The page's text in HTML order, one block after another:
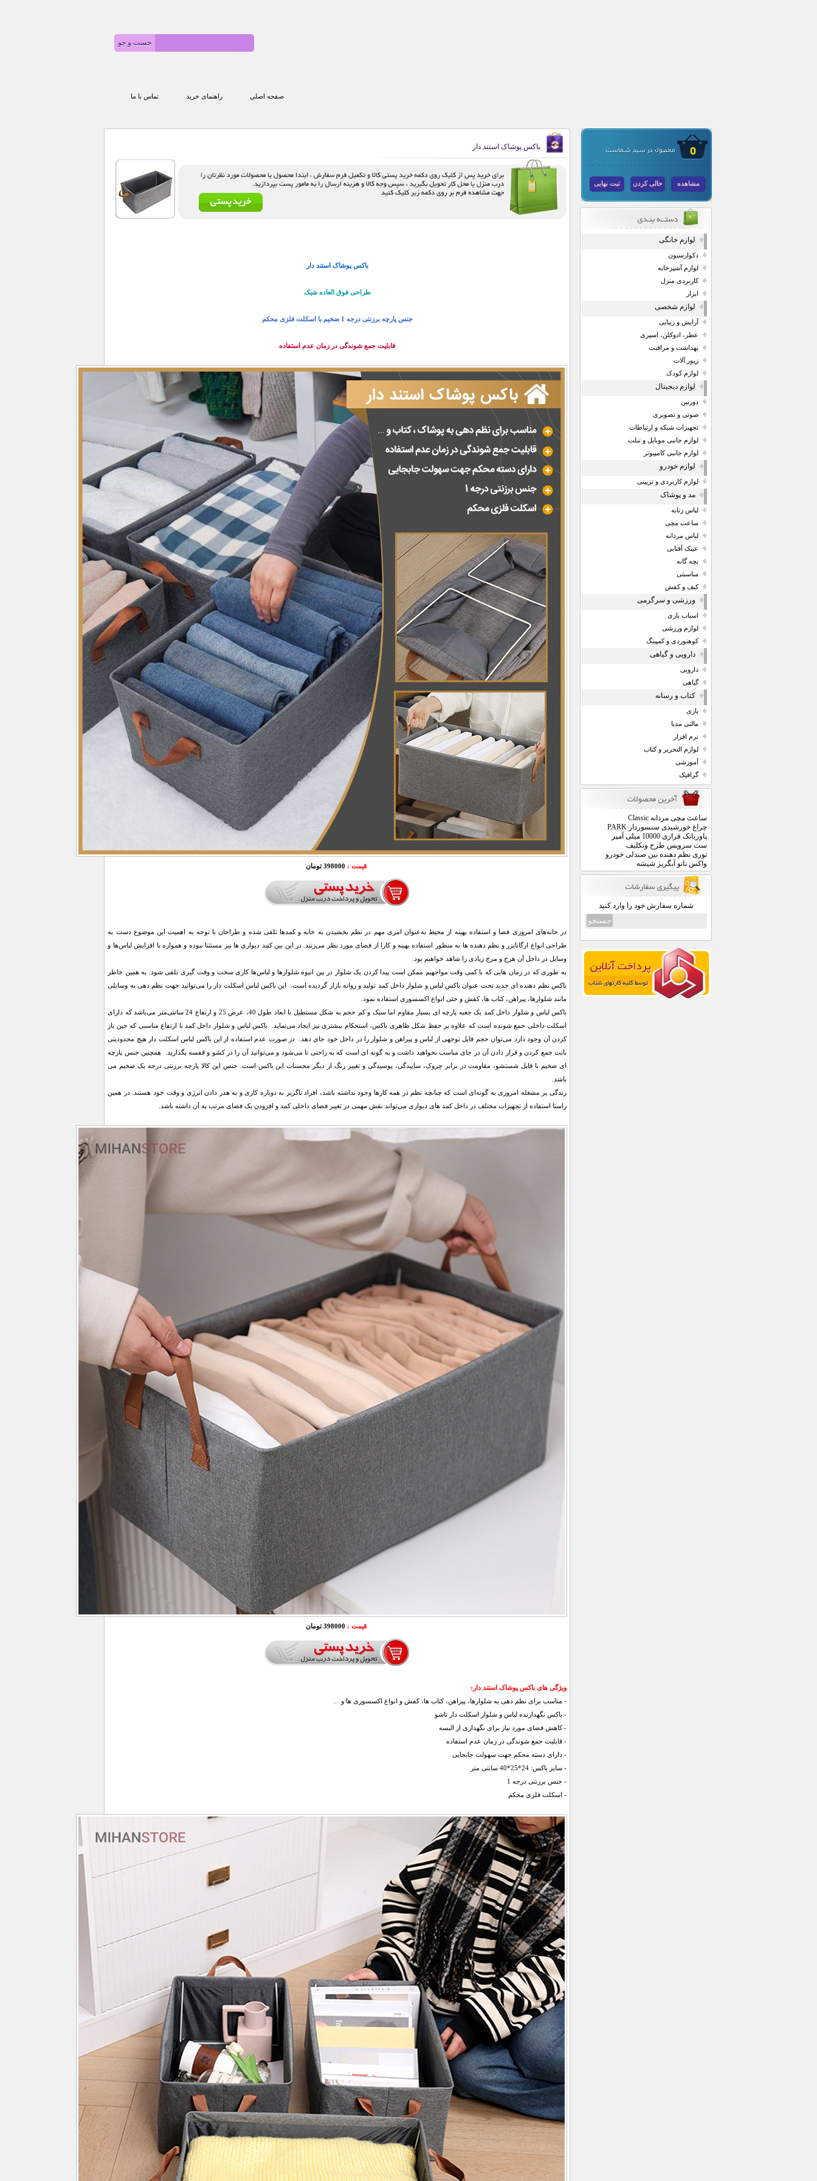
صفحه اصلي راهنمای خرید تماس با ما
0
مشاهده خالی کردن ثبت نهایی
لوازم خانگی
دکوارسیون
لوازم آشپزخانه
کاربردی منزل
ابزار
لوازم شخصی
آرایش و زیبایی
عطر، ادوکلن، اسپری
بهداشت و مراقبت
زیور آلات
لوازم کودک
لوازم دیجیتال
دوربین
صوتی و تصویری
تجهیزات شبکه و ارتباطات
لوازم جانبی موبایل و تبلت
لوازم جانبی کامپیوتر
لوازم خودرو
لوازم کاربردی و تزیینی
مد و پوشاک
لباس زنانه
ساعت مچی
لباس مردانه
عینک آفتابی
بچه گانه
مناسبتی
کیف و کفش
ورزشی و سرگرمی
اسباب بازی
لوازم ورزشی
کوهنوردی و کمپینگ
دارویی و گیاهی
دارویی
گیاهی
کتاب و رسانه
بازی
مالتی مدیا
نرم افزار
لوازم التحریر و کتاب
آموزشی
گرافیک
ساعت مچی مردانه Classic
چراغ خورشیدی سنسوردار PARK
پاوربانک فراری 10000 میلی آمپر
ست سرویس طرح ونکلیف
توری نظم دهنده بین صندلی خودرو
واکس نانو آبگریز شیشه
شماره سفارش خود را وارد کنید
باکس پوشاک استند دار
باکس پوشاک استند دار
طراحی فوق العاده شیک
جنس پارچه برزنتی درجه 1 ضخیم با اسکلت فلزی محکم
قابلیت جمع شوندگی در زمان عدم استفاده
قیمت : 398000 تومان
در خانه‌های امروزی فضا و استفاده بهینه از محیط به‌عنوان امری مهم در نظم بخشیدن به خانه و کمدها تلقی شده و طراحان با توجه به اهمیت این موضوع دست به
طراحی انواع ارگانایزر و نظم دهنده ها به‌ منظور استفاده بهینه و کارا از فضای مورد نظر می‌زنند. در این ‌بین کمد دیواری ‌ها نیز مستثنا نبوده و همواره با افزایش لباس‌ها و
وسایل در داخل آن هرج‌ و مرج زیادی را شاهد خواهیم بود.
به ‌طوری‌ که در زمان ‌هایی که با کمی وقت مواجهیم ممکن است پیدا کردن یک شلوار در بین انبوه شلوارها و لباس‌ها کاری سخت و وقت‌ گیری تلقی شود. به همین خاطر
باکس نظم دهنده ای جدید تحت عنوان باکس لباس و شلوار داخل کمد تولید و روانه بازار گردیده است. این باکس لباس اسکلت دار را می‌توانید جهت نظم دهی به وسایلی
مانند شلوارها، پیراهن، کتاب ها، کفش و حتی انواع اکسسوری استفاده نمود.
باکس لباس و شلوار داخل کمد یک جعبه پارچه ای بسیار مقاوم اما سبک و کم حجم به شکل مستطیل با ابعاد طول 40، عرض 25 و ارتفاع 24 سانتی‌متر می‌باشد که دارای
اسکلت داخلی جمع شونده است که علاوه بر حفظ شکل ظاهری باکس، استحکام بیشتری نیز ایجاد می‌نماید. باکس لباس و شلوار داخل کمد با ارتفاع مناسبی که حین باز
کردن آن وجود دارد می‌توان حجم قابل توجهی از لباس و پیراهن و شلوار را در داخل خود جای دهد. در صورت عدم استفاده از این باکس لباس اسکلت دار هیچ محدودیتی
بابت جمع کردن و قرار دادن آن در جای مناسب نخواهید داشت و به گونه ای است که به راحتی تا می‌شود و می‌توانید آن را در کشو و قفسه بگذارید. همچنین جنس پارچه
ای ضخیم با قابل شستشو، مقاومت در برابر چروک، ساییدگی، پوسیدگی و تغییر رنگ از دیگر محسنات این باکس است. جنس این کالا پارچه برزنتی درجه یک ضخیم می
باشد.
زندگی پر مشغله امروزی به ‌گونه‌ای است که چنانچه نظم در همه کارها وجود نداشته باشد، افراد ناگزیر به دوباره ‌کاری و به هدر دادن انرژی و وقت خود هستند. در همین
راستا استفاده از تجهیزات مختلف در داخل کمد های دیواری می‌تواند نقش مهمی در تغییر فضای داخلی کمد و افزودن یک فضای مرتب به آن داشته باشد.
قیمت : 398000 تومان
ویژگی های باکس پوشاک استند دار:
- مناسب برای نظم دهی به شلوارها، پیراهن، کتاب ها، کفش و انواع اکسسوری ها و …
- باکس نگهدارنده لباس و شلوار اسکلت دار تاشو
- کاهش فضای مورد نیاز برای نگهداری از البسه
- قابلیت جمع شوندگی در زمان عدم استفاده
- دارای دسته محکم جهت سهولت جابجایی
- سایز باکس: 24*25*40 سانتی متر
- جنس برزنتی درجه 1
- اسکلت فلزی محکم